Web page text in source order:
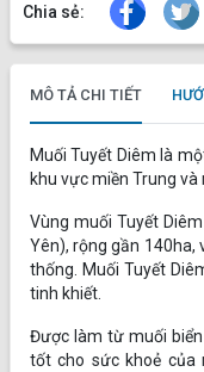
Chia sẻ:
MÔ TẢ CHI TIẾT
Muối Tuyết Diêm là
khu vực miền Trung và
Vùng muối Tuyết
Yên), rộng gần 140ha,
thống. Muối Tuyết
tinh khiết.
Được làm từ muối
tốt cho sức khoẻ của